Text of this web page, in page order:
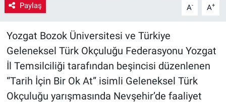
Paylaş A- A+
Yozgat Bozok Üniversitesi ve Türkiye
Geleneksel Türk Okçuluğu Federasyonu Yozgat
İl Temsilciliği tarafından beşincisi düzenlenen
“Tarih İçin Bir Ok At” isimli Geleneksel Türk
Okçuluğu yarışmasında Nevşehir’de faaliyet